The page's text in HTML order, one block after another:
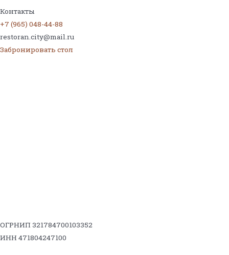
Контакты
+7 (965) 048-44-88
restoran.city@mail.ru
Забронировать стол
ОГРНИП 321784700103352
ИНН 471804247100